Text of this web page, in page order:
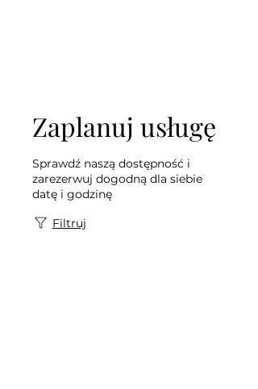
Zaplanuj usługę
Sprawdź naszą dostępność i
zarezerwuj dogodną dla siebie
datę i godzinę
Filtruj